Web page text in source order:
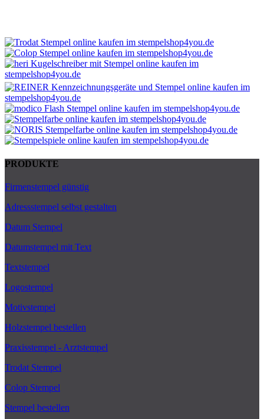
PRODUKTE
Firmenstempel günstig
Adressstempel selbst gestalten
Datum Stempel
Datumstempel mit Text
Textstempel
Logostempel
Motivstempel
Holzstempel bestellen
Praxisstempel - Arztstempel
Trodat Stempel
Colop Stempel
Stempel bestellen